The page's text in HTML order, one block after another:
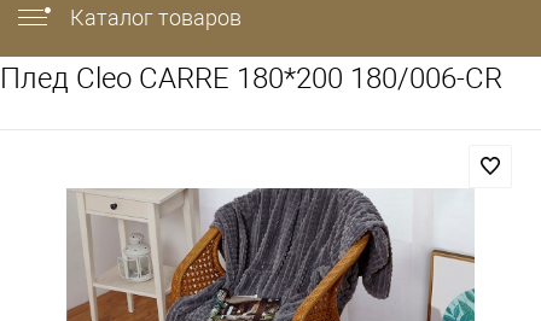
Каталог товаров
Плед Cleo CARRE 180*200 180/006-CR